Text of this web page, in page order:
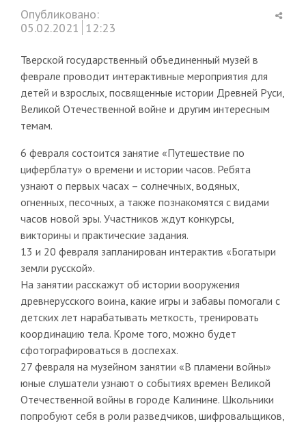
Опубликовано:
05.02.2021 12:23
Тверской государственный объединенный музей в
феврале проводит интерактивные мероприятия для
детей и взрослых, посвященные истории Древней Руси,
Великой Отечественной войне и другим интересным
темам.
6 февраля состоится занятие «Путешествие по
циферблату» о времени и истории часов. Ребята
узнают о первых часах – солнечных, водяных,
огненных, песочных, а также познакомятся с видами
часов новой эры. Участников ждут конкурсы,
викторины и практические задания.
13 и 20 февраля запланирован интерактив «Богатыри
земли русской».
На занятии расскажут об истории вооружения
древнерусского воина, какие игры и забавы помогали с
детских лет нарабатывать меткость, тренировать
координацию тела. Кроме того, можно будет
сфотографироваться в доспехах.
27 февраля на музейном занятии «В пламени войны»
юные слушатели узнают о событиях времен Великой
Отечественной войны в городе Калинине. Школьники
попробуют себя в роли разведчиков, шифровальщиков,